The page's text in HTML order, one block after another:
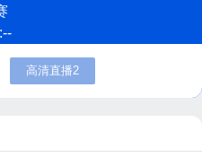
高清直播2